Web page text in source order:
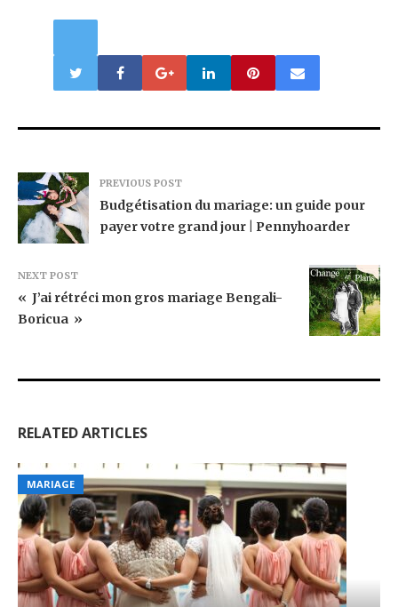
PREVIOUS POST
Budgétisation du mariage: un guide pour
payer votre grand jour | Pennyhoarder
NEXT POST
« J’ai rétréci mon gros mariage Bengali-
Boricua »
RELATED ARTICLES
MARIAGE